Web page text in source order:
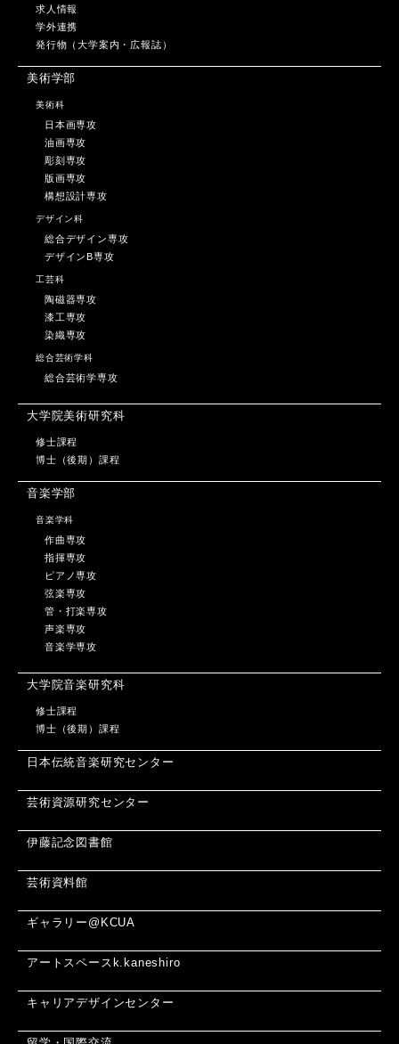
求人情報
学外連携
発行物（大学案内・広報誌）
美術学部
美術科
日本画専攻
油画専攻
彫刻専攻
版画専攻
構想設計専攻
デザイン科
総合デザイン専攻
デザインB専攻
工芸科
陶磁器専攻
漆工専攻
染織専攻
総合芸術学科
総合芸術学専攻
大学院美術研究科
修士課程
博士（後期）課程
音楽学部
音楽学科
作曲専攻
指揮専攻
ピアノ専攻
弦楽専攻
管・打楽専攻
声楽専攻
音楽学専攻
大学院音楽研究科
修士課程
博士（後期）課程
日本伝統音楽研究センター
芸術資源研究センター
伊藤記念図書館
芸術資料館
ギャラリー@KCUA
アートスペースk.kaneshiro
キャリアデザインセンター